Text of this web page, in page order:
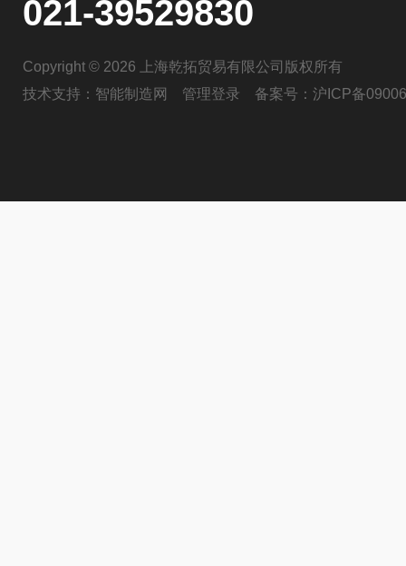
021-39529830
Copyright © 2026 上海乾拓贸易有限公司版权所有
技术支持： 智能制造网 管理登录 备案号： 沪ICP备